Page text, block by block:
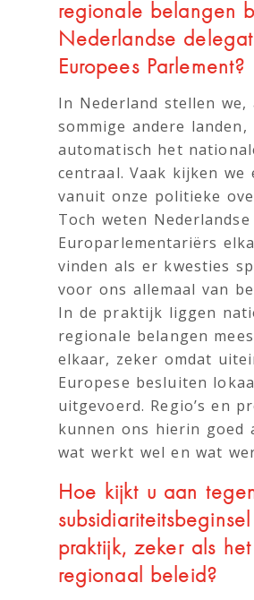
regionale belangen
Nederlandse
Europees Parlement?
In Nederland stellen we,
sommige andere landen,
automatisch het
centraal. Vaak kijken we
vanuit onze politieke
Toch weten Nederlandse
Europarlementariërs
vinden als er kwesties
voor ons allemaal van
In de praktijk liggen
regionale belangen
elkaar, zeker omdat
Europese besluiten
uitgevoerd. Regio’s en
kunnen ons hierin goed
wat werkt wel en wat
Hoe kijkt u aan
praktijk, zeker als
regionaal beleid?